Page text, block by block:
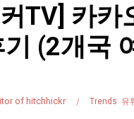
TV] 카
(2개국
of hitchhickr Trends 유